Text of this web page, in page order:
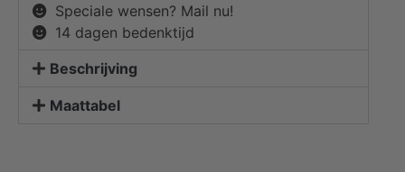
Speciale wensen? Mail nu!
14 dagen bedenktijd
Beschrijving
Maattabel